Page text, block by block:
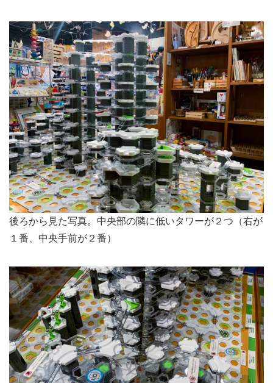
後ろから見た写真。中央部の隣に低いタワーが２つ（右が
１番、中央手前が２番）